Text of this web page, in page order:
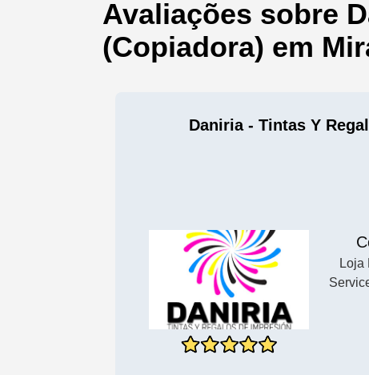
Avaliações sobre
(Copiadora) em
Daniria - Tintas Y
Loja